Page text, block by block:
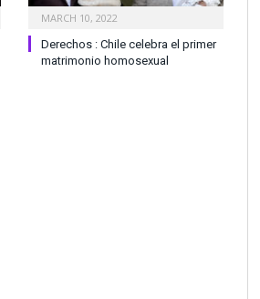
MARCH 10, 2022
Derechos : Chile celebra el primer
matrimonio homosexual